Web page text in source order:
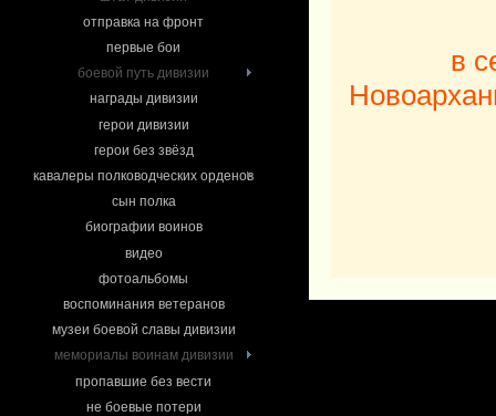
отправка на фронт
первые бои
боевой путь дивизии
награды дивизии
герои дивизии
герои без звёзд
кавалеры полководческих орденов
сын полка
биографии воинов
видео
фотоальбомы
воспоминания ветеранов
музеи боевой славы дивизии
мемориалы воинам дивизии
пропавшие без вести
не боевые потери
в